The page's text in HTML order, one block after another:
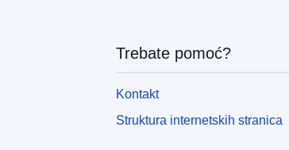
Trebate pomoć?
Kontakt
Struktura internetskih stranica